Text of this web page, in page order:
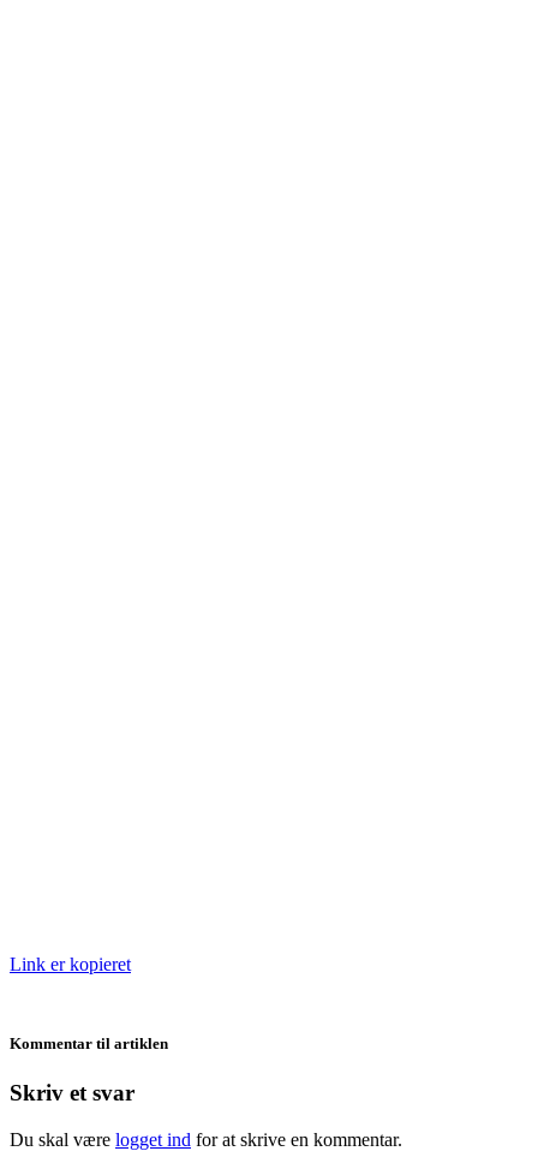
Link er kopieret
Kommentar til artiklen
Skriv et svar
Du skal være logget ind for at skrive en kommentar.